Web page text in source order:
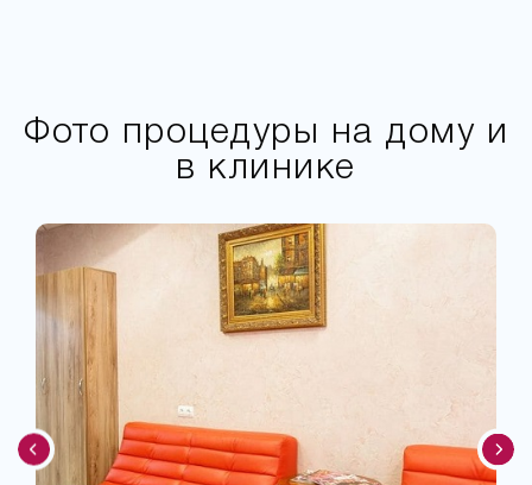
Фото процедуры на дому и
в клинике